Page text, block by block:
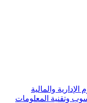
الإدارية والمالية
وتقنية المعلومات